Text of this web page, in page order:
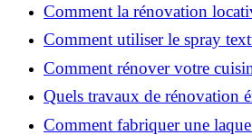
Comment la rénovation
rentabilité de votre parc
Comment utiliser le spray
Salt pour des cheveux effet
Comment rénover votre
astuces bois ?
Quels travaux de rénovation
éligibles à MaPrimeRénov' ?
Comment fabriquer une